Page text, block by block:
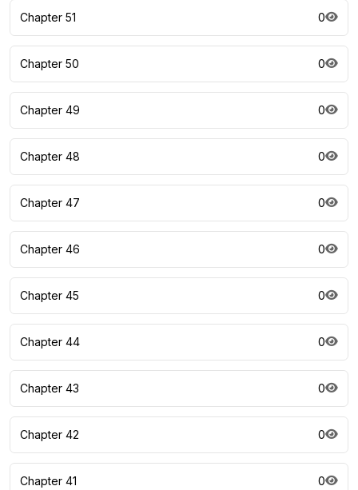
Chapter 51 0
Chapter 50 0
Chapter 49 0
Chapter 48 0
Chapter 47 0
Chapter 46 0
Chapter 45 0
Chapter 44 0
Chapter 43 0
Chapter 42 0
Chapter 41 0